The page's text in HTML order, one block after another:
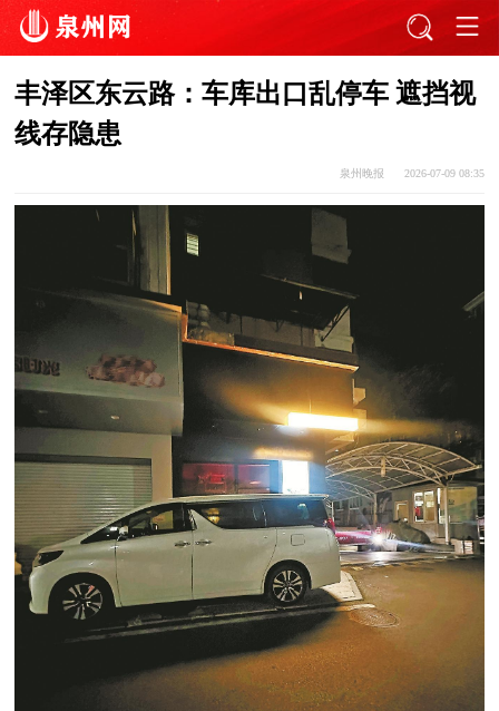
丰泽区东云路：车库出口乱停车 遮挡视
线存隐患
泉州晚报 2026-07-09 08:35